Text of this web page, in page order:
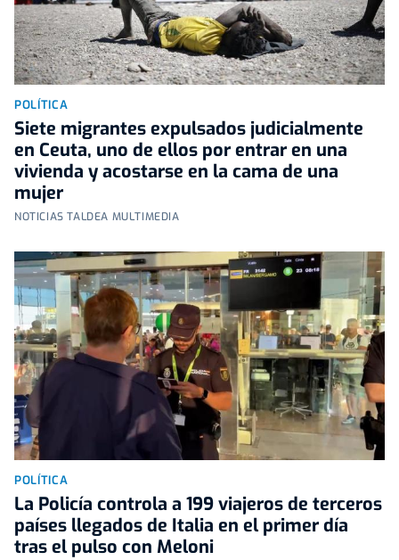
POLÍTICA
Siete migrantes expulsados judicialmente
en Ceuta, uno de ellos por entrar en una
vivienda y acostarse en la cama de una
mujer
NOTICIAS TALDEA MULTIMEDIA
POLÍTICA
La Policía controla a 199 viajeros de terceros
países llegados de Italia en el primer día
tras el pulso con Meloni